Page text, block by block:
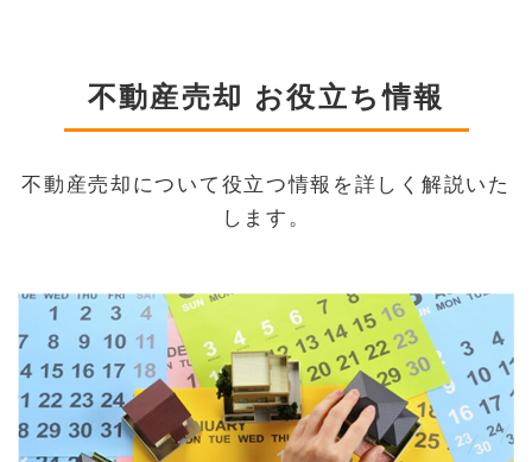
不動産売却 お役立ち情報
不動産売却について役立つ情報を詳しく解説いた
します。